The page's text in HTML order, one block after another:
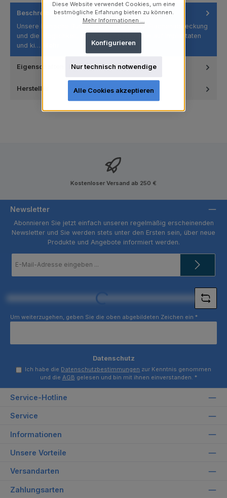
Beschreibung
Unsere konische Bürste bietet eine große Flächenabdeckung
und die Möglichkeit, empfindliche Bereiche auf Implantaten
und ki…
Eigenschaften
Hersteller
Kostenloser Versand ab 250 €
Newsletter
Abonnieren Sie jetzt einfach unseren regelmäßig erscheinenden
Newsletter und Sie werden stets unter den Ersten sein, über neue
Produkte und Angebote informiert werden.
Mail-
Loading...
Um weiterzugehen, geben Sie die oben abgebildeten Zeichen ein *
Datenschutz
Ich habe die Datenschutzbestimmungen zur Kenntnis genommen
und die AGB gelesen und bin mit ihnen einverstanden. *
Service-Hotline
Service
Informationen
Unsere Vorteile
Versandarten
Zahlungsarten
Diese Website verwendet Cookies, um eine
bestmögliche Erfahrung bieten zu können.
Mehr Informationen ...
Nur technisch notwendige
Konfigurieren
Alle Cookies akzeptieren